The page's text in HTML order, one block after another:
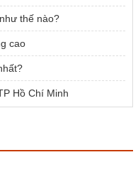
thế nào?
cao
Hồ Chí Minh